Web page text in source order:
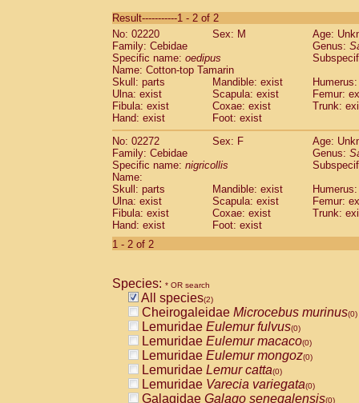
CebidaeSaguinus labiatus(0)
Cebidae Saguinus leucopus (0)
Cebidae
CebidaeSaguinus mystax
Cebidae Saguinus nigricollis (1)
Cebidae Saguinus oedipus
Cebidae Saguinus weddelli
Cebidae Saguinusspp.
Cebidae Aotus trivirgatus
Cebidae
CebidaeCebus apella
Cebidae
Cebidae Cebus nigrivittatus
Cebidae Cebusspp.(0)
Cebidae Saimiri boliviensis
CebidaeSaimiri sciureus(0)
AtelidaeAlouatta caraya(0)
Atelidae Alouatta seniculus
AtelidaeAlouatta
AtelidaeAteles belzebuth(0)
AtelidaeAteles geoffroyi(0)
AtelidaeAteles paniscus(0)
AtelidaeAtelesspp. (0)
AtelidaeLagothrix lagothricha
AtelidaeLagothrix lagothricha cana
PitheciidaeCacajao calvus
Result-----------1 - 2 of 2
No: 02220
Sex: M
Age:
Family: Cebidae
Genus:
Specific name: oedipus
Name: Cotton-top Tamarin
Skull: parts
Mandible: exist
Ulna: exist
Scapula: exist
Femur:
Fibula: exist
Coxae: exist
Trunk:
Hand: exist
Foot: exist
No: 02272
Sex: F
Age:
Family: Cebidae
Genus:
Specific name: nigricollis
Name:
Skull: parts
Mandible: exist
Ulna: exist
Scapula: exist
Femur:
Fibula: exist
Coxae: exist
Trunk:
Hand: exist
Foot: exist
1 - 2 of 2
Species: * OR search
All species(2)
Cheirogaleidae Microcebus murinus(0)
Lemuridae Eulemur fulvus(0)
Lemuridae Eulemur macaco(0)
Lemuridae Eulemur mongoz(0)
Lemuridae Lemur catta(0)
Lemuridae Varecia variegata(0)
Galagidae Galago senegalensis(0)